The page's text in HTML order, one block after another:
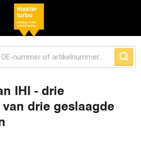
IHI - drie
drie geslaagde